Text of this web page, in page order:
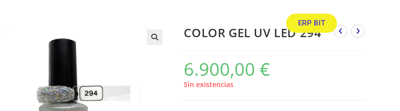
ERP BIT
COLOR GEL UV LED 294
6.900,00 €
Sin existencias